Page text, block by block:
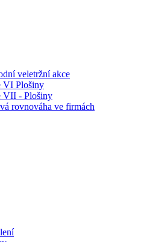
veletržní akce
VI Plošiny
VII - Plošiny
rovnováha ve firmách